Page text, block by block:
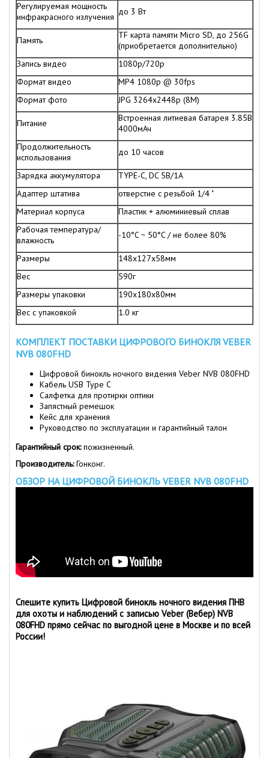
Регулируемая мощность
инфракрасного излучения до 3 Вт
Память
TF карта памяти Micro SD, до 256G
(приобретается дополнительно)
Запись видео
1080р/720р
Формат видео
MP4 1080p @ 30fps
Формат фото
JPG 3264х2448p (8М)
Питание
Встроенная литиевая батарея 3.85В
4000мАч
Продолжительность
использования
до 10 часов
Зарядка аккумулятора
TYPE-C, DC 5В/1A
Адаптер штатива
отверстие с резьбой 1/4 "
Материал корпуса
Пластик + алюминиевый сплав
Рабочая температура/
влажность
-10°C ~ 50°C / не более 80%
Размеры
148х127х58мм
Вес
590г
Размеры упаковки
190х180х80мм
Вес с упаковкой
1.0 кг
КОМПЛЕКТ ПОСТАВКИ ЦИФРОВОГО БИНОКЛЯ VEBER
NVB 080FHD
Цифровой бинокль ночного видения Veber NVB 080FHD
Кабель USB Type C
Салфетка для протирки оптики
Запястный ремешок
Кейс для хранения
Руководство по эксплуатации и гарантийный талон
Гарантийный срок:пожизненный.
Производитель:Гонконг.
ОБЗОР НА ЦИФРОВОЙ БИНОКЛЬ VEBER NVB 080FHD
Спешите купить Цифровой бинокль ночного видения ПНВ
для охоты и наблюдений с записью Veber (Вебер) NVB
080FHD прямо сейчас по выгодной цене в Москве и по всей
России!